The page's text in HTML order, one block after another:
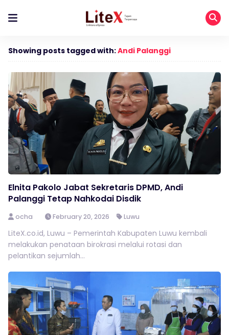
Showing posts tagged with:Andi Palanggi
Elnita Pakolo Jabat Sekretaris DPMD, Andi
Palanggi Tetap Nahkodai Disdik
ocha February 20, 2026 Luwu
LiteX.co.id, Luwu – Pemerintah Kabupaten Luwu kembali
melakukan penataan birokrasi melalui rotasi dan
pelantikan sejumlah...